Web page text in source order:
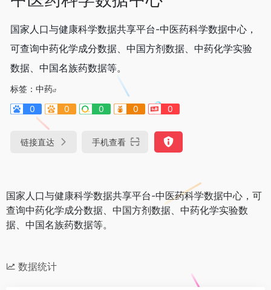
国家人口与健康科学数据共享平台-中医药科学数据中心，
可查询中药化学成分数据、中国方剂数据、中药化学实验
数据、中国名族药数据等。
标签： 中药
0
0 0 0 0
链接直达 手机查看
国家人口与健康科学数据共享平台-中医药科学数据中心，可
查询中药化学成分数据、中国方剂数据、中药化学实验数
据、中国名族药数据等。
数据统计